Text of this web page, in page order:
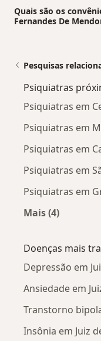
Quais são os
Fernandes De
Pesquisas
Psiquiatras
Psiquiatras em
Psiquiatras em
Psiquiatras em
Psiquiatras em
Psiquiatras em
Mais (4)
Doenças mais
Depressão em
Ansiedade em
Transtorno
Insônia em Juiz